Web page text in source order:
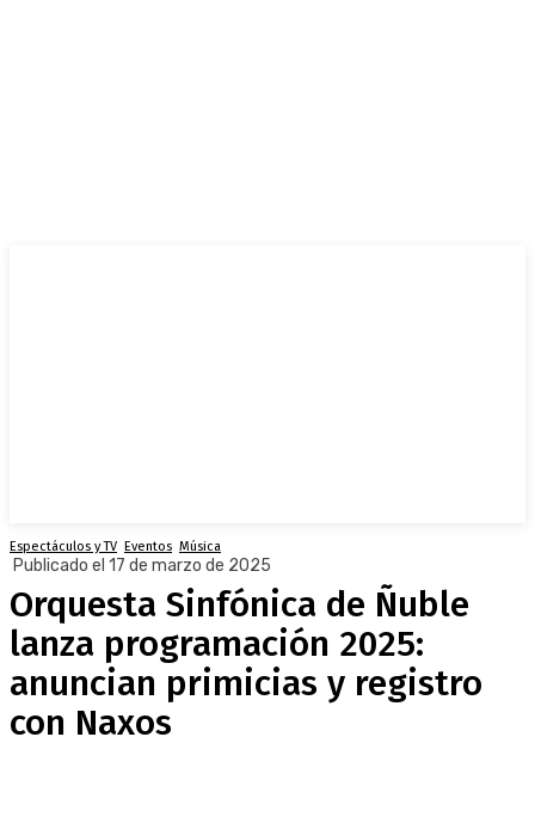
Espectáculos y TV Eventos Música
Publicado el 17 de marzo de 2025
Orquesta Sinfónica de Ñuble
lanza programación 2025:
anuncian primicias y registro
con Naxos